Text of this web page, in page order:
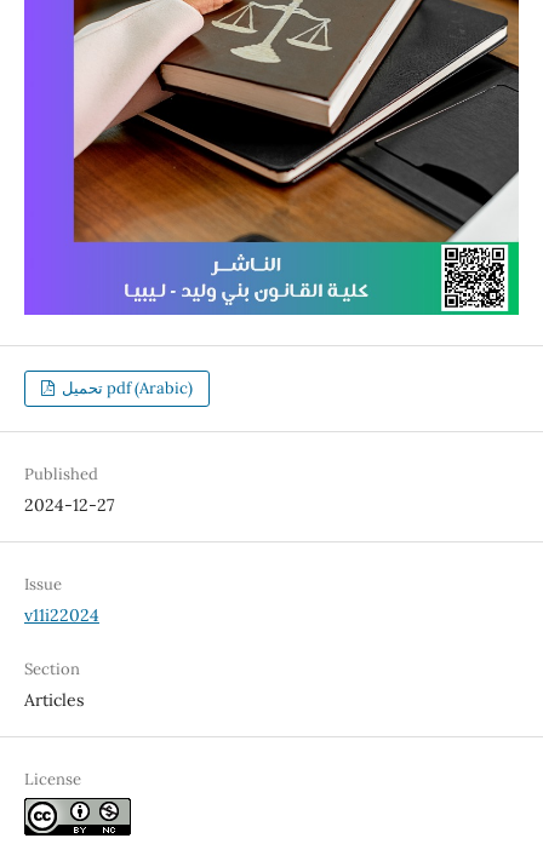
تحميل pdf (Arabic)
Published
2024-12-27
Issue
v11i22024
Section
Articles
License